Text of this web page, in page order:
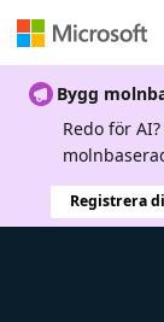
Bygg
Redo för
Registrera